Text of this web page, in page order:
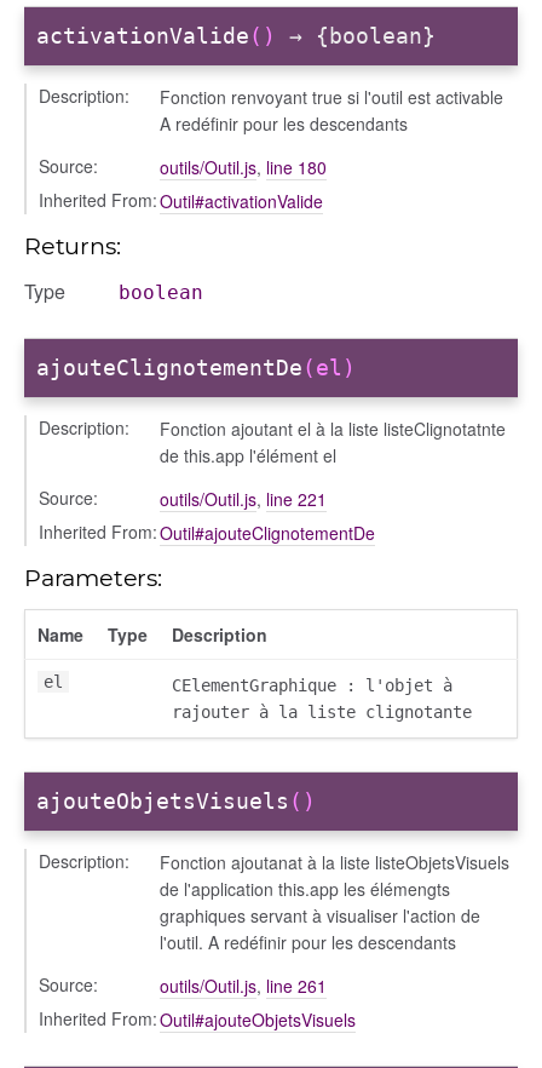
activationValide() → {boolean}
Description:
Fonction renvoyant true si l'outil est activable
A redéfinir pour les descendants
Source:
outils/Outil.js, line 180
Inherited From:Outil#activationValide
Returns:
Type boolean
ajouteClignotementDe(el)
Description:
Fonction ajoutant el à la liste listeClignotatnte
de this.app l'élément el
Source:
outils/Outil.js, line 221
Inherited From:Outil#ajouteClignotementDe
Parameters:
Name Type Description
el
CElementGraphique : l'objet à
rajouter à la liste clignotante
ajouteObjetsVisuels ()
Description:
Fonction ajoutanat à la liste listeObjetsVisuels
de l'application this.app les élémengts
graphiques servant à visualiser l'action de
l'outil. A redéfinir pour les descendants
Source:
outils/Outil.js, line 261
Inherited From:Outil#ajouteObjetsVisuels